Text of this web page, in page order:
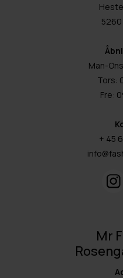
5260
Man-
Tors:
Fre:
+ 45
Mr